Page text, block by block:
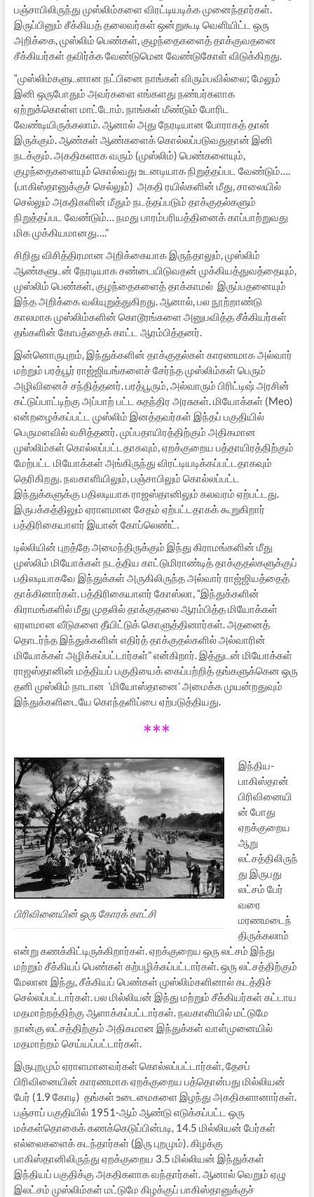
பஞ்சாபிலிருந்து முஸ்லிம்களை விரட்டியடிக்க முனைந்தார்கள்.
இருப்பினும் சீக்கியத் தலைவர்கள் ஒன்றுகூடி வெளியிட்ட ஒரு
அறிக்கை, முஸ்லிம் பெண்கள், குழந்தைகளைத் தாக்குவதனை
சீக்கியர்கள் தவிர்க்க வேண்டுமென வேண்டுகோள் விடுக்கிறது.
“முஸ்லிம்களுடனான நட்பினை நாங்கள் விரும்பவில்லை; மேலும்
இனி ஒருபோதும் அவர்களை எங்களது நண்பர்களாக
ஏற்றுக்கொள்ள மாட்டோம். நாங்கள் மீண்டும் போரிட
வேண்டியிருக்கலாம். ஆனால் அது நேரடியான போராகத் தான்
இருக்கும். ஆண்கள் ஆண்களைக் கொல்லப்படுவதுதான் இனி
நடக்கும். அகதிகளாக வரும் (முஸ்லிம்) பெண்களையும்,
குழந்தைகளையும் கொல்வது உடனடியாக நிறுத்தப்பட வேண்டும்….
(பாகிஸ்தானுக்குச் செல்லும்) அகதி ரயில்களின் மீது, சாலையில்
செல்லும் அகதிகளின் மீதும் நடத்தப்படும் தாக்குதல்களும்
நிறுத்தப்பட வேண்டும்… நமது பாரம்பரியத்தினைக் காப்பாற்றுவது
மிக முக்கியமானது….”
சிறிது விசித்திரமான அறிக்கையாக இருந்தாலும், முஸ்லிம்
ஆண்களுடன் நேரடியாக சண்டையிடுவதன் முக்கியத்துவத்தையும்,
முஸ்லிம் பெண்கள், குழந்தைகளைத் தாக்காமல் இருப்பதனையும்
இந்த அறிக்கை வலியுறுத்துகிறது. ஆனால், பல நூற்றாண்டு
காலமாக முஸ்லிம்களின் கொடூரங்களை அனுபவித்த சீக்கியர்கள்
தங்களின் கோபத்தைக் காட்ட ஆரம்பித்தனர்.
இன்னொருபுறம், இந்துக்களின் தாக்குதல்கள் காரணமாக அல்வார்
மற்றும் பரத்பூர் ராஜ்ஜியங்களைச் சேர்ந்த முஸ்லிம்கள் பெரும்
அழிவினைச் சந்தித்தனர். பரத்பூரும், அல்வாரும் பிரிட்டிஷ் அரசின்
கட்டுப்பாட்டிற்கு அப்பாற் பட்ட சுதந்திர அரசுகள். மியோக்கள் (Meo)
என்றழைக்கப்பட்ட முஸ்லிம் இனத்தவர்கள் இந்தப் பகுதியில்
பெருமளவில் வசித்தனர். முப்பதாயிரத்திற்கும் அதிகமான
முஸ்லிம்கள் கொல்லப்பட்டதாகவும், ஏறக்குறைய பத்தாயிரத்திற்கும்
மேற்பட்ட மியோக்கள் அங்கிருந்து விரட்டியடிக்கப்பட்டதாகவும்
தெரிகிறது. நவகாளியிலும், பஞ்சாபிலும் கொல்லப்பட்ட
இந்துக்களுக்கு பதிலடியாக ராஜஸ்தானிலும் கலவரம் ஏற்பட்டது.
இருபக்கத்திலும் ஏராளமான சேதம் ஏற்பட்டதாகக் கூறுகிறார்
பத்திரிகையாளர் இயான் கோப்லெண்ட்.
டில்லியின் புறத்தே அமைந்திருக்கும் இந்து கிராமங்களின் மீது
முஸ்லிம் மியோக்கள் நடத்திய காட்டுமிராண்டித் தாக்குதல்களுக்குப்
பதிலடியாகவே இந்துக்கள் அருகிலிருந்த அல்வார் ராஜ்ஜியத்தைத்
தாக்கினார்கள். பத்திரிகையாளர் கோஸ்லா, “இந்துக்களின்
கிராமங்களில் மீது முதலில் தாக்குதலை ஆரம்பித்த மியோக்கள்
ஏரளமான வீடுகளை தீயிட்டுக் கொளுத்தினார்கள். அதனைத்
தொடர்ந்த இந்துக்களின் எதிர்த் தாக்குதல்களில் அல்வாரின்
மியோக்கள் அழிக்கப்பட்டார்கள்” என்கிறார். இத்துடன் மியோக்கள்
ராஜஸ்தானின் மத்தியப் பகுதியைக் கைப்பற்றித் தங்களுக்கென ஒரு
தனி முஸ்லிம் நாடான ‘மியோஸ்தானை’ அமைக்க முயன்றதுவும்
இந்துக்களிடையே கொந்தளிப்பை ஏற்படுத்தியது.
***
பிரிவினையின் ஒரு கோரக் காட்சி
இந்திய-
பாகிஸ்தான்
பிரிவினையி
ன் போது
ஏறக்குறைய
ஆறு
லட்சத்திலிருந்
து இருபது
லட்சம் பேர்
வரை
மரணமடைந்
திருக்கலாம்
என்று கணக்கிட்டிருக்கிறார்கள். ஏறக்குறைய ஒரு லட்சம் இந்து
மற்றும் சீக்கியப் பெண்கள் கற்பழிக்கப்பட்டார்கள். ஒரு லட்சத்திற்கும்
மேலான இந்து, சீக்கியப் பெண்கள் முஸ்லிம்களினால் கடத்திச்
செல்லப்பட்டார்கள். பல மில்லியன் இந்து மற்றும் சீக்கியர்கள் கட்டாய
மதமாற்றத்திற்கு ஆளாக்கப்பட்டார்கள். நவகாளியில் மட்டுமே
நான்கு லட்சத்திற்கும் அதிகமான இந்துக்கள் வாள்முனையில்
மதமாற்றம் செய்யப்பட்டார்கள்.
இருபுறமும் ஏராளமானவர்கள் கொல்லப்பட்டார்கள், தேசப்
பிரிவினையின் காரணமாக ஏறக்குறைய பத்தொன்பது மில்லியன்
பேர் (1.9 கோடி) தங்கள் உடைமைகளை இழந்து அகதிகளானார்கள்.
பஞ்சாப் பகுதியில் 1951-ஆம் ஆண்டு எடுக்கப்பட்ட ஒரு
மக்கள்தொகைக் கணக்கெடுப்பின்படி, 14.5 மில்லியன் பேர்கள்
எல்லைகளைக் கடந்தார்கள் (இரு புறமும்). கிழக்கு
பாகிஸ்தானிலிருந்து ஏறக்குறைய 3.5 மில்லியன் இந்துக்கள்
இந்தியப் பகுதிக்கு அகதிகளாக வந்தார்கள். ஆனால் வெறும் ஏழு
இலட்சம் முஸ்லிம்கள் மட்டுமே கிழக்குப் பாகிஸ்தானுக்குச்